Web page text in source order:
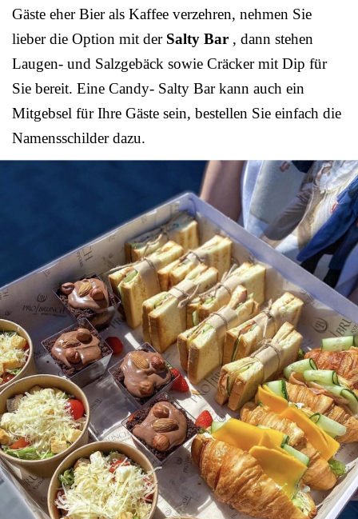
Gäste eher Bier als Kaffee verzehren, nehmen Sie
lieber die Option mit derSalty Bar , dann stehen
Laugen- und Salzgebäck sowie Cräcker mit Dip für
Sie bereit. Eine Candy- Salty Bar kann auch ein
Mitgebsel für Ihre Gäste sein, bestellen Sie einfach die
Namensschilder dazu.